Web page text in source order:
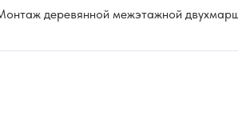
деревянной межэтажной